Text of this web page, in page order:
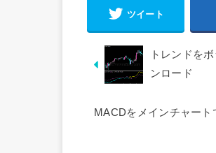
ツイート
トレンドを
ンロード
MACDをメインチャー